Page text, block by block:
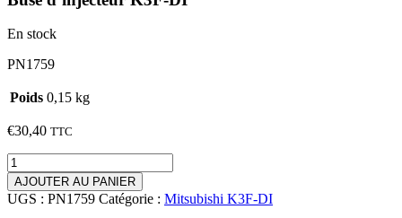
En stock
PN1759
Poids 0,15 kg
€30,40 TTC
quantité
de
Buse
d'injecteur
AJOUTER AU PANIER
UGS : PN1759 Catégorie : Mitsubishi K3F-DI